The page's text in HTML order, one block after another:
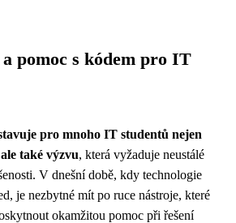
pomoc s kódem pro IT
pro mnoho IT studentů nejen
také výzvu, která vyžaduje neustálé
V dnešní době, kdy technologie
je nezbytné mít po ruce nástroje, které
okamžitou pomoc při řešení